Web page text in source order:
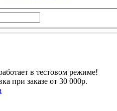
в тестовом режиме!
при заказе от 30 000р.